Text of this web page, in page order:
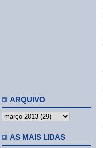
ARQUIVO
AS MAIS LIDAS